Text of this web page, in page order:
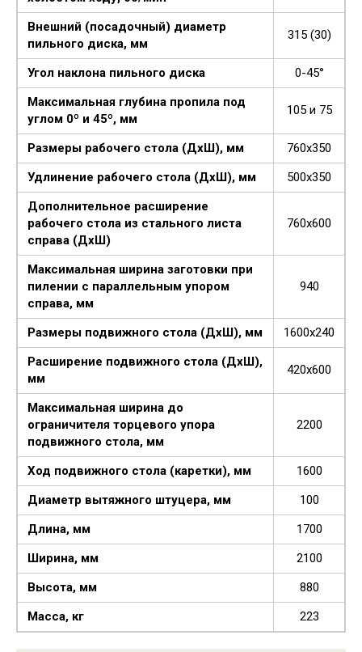
Внешний (посадочный) диаметр
пильного диска, мм
315 (30)
Угол наклона пильного диска
0-45°
Максимальная глубина пропила под
углом 0º и 45º, мм
105 и 75
Размеры рабочего стола (ДхШ), мм
760х350
Удлинение рабочего стола (ДхШ), мм
500х350
Дополнительное расширение
рабочего стола из стального листа
справа (ДхШ)
760х600
Максимальная ширина заготовки при
пилении с параллельным упором
справа, мм
940
Размеры подвижного стола (ДхШ), мм
1600х240
Расширение подвижного стола (ДхШ),
мм
420х600
Максимальная ширина до
ограничителя торцевого упора
подвижного стола, мм
2200
Ход подвижного стола (каретки), мм
1600
Диаметр вытяжного штуцера, мм
100
Длина, мм
1700
Ширина, мм
2100
Высота, мм
880
Масса, кг
223